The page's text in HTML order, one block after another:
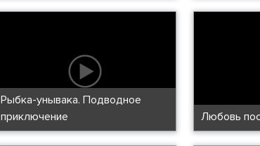
Рыбка-унывака. Подводное
приключение
Любовь